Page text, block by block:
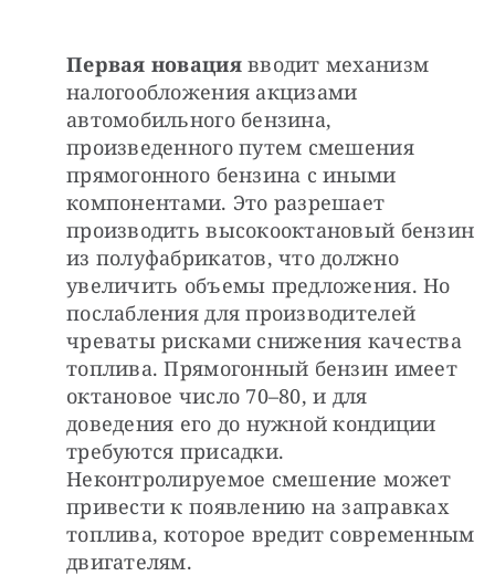
Первая новация вводит механизм
налогообложения акцизами
автомобильного бензина,
произведенного путем смешения
прямогонного бензина с иными
компонентами. Это разрешает
производить высокооктановый бензин
из полуфабрикатов, что должно
увеличить объемы предложения. Но
послабления для производителей
чреваты рисками снижения качества
топлива. Прямогонный бензин имеет
октановое число 70–80, и для
доведения его до нужной кондиции
требуются присадки.
Неконтролируемое смешение может
привести к появлению на заправках
топлива, которое вредит современным
двигателям.